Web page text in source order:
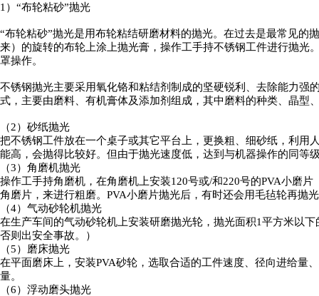
1）“布轮粘砂”抛光
“布轮粘砂”抛光是用布轮粘结研磨材料的抛光。在过去是最常见
来）的旋转的布轮上涂上抛光膏，操作工手持不锈钢工件进行抛
罩操作。
不锈钢抛光主要采用氧化铬和粘结剂制成的坚硬锐利、去除能力
式，主要由磨料、有机膏体及添加剂组成，其中磨料的种类、晶
（2）砂纸抛光
把不锈钢工件放在一个桌子或其它平台上，更换粗、细砂纸，利
能高，会抛得比较好。但由于抛光速度低，达到与机器操作的同等
（3）角磨机抛光
操作工手持角磨机，在角磨机上安装120号或/和220号的PVA小磨
角磨片，来进行粗磨。PVA小磨片抛光后，有时还会用毛毡轮再抛
（4）气动砂轮机抛光
在生产车间的气动砂轮机上安装研磨抛光轮，抛光面积1平方米以
否则出安全事故。）
（5）磨床抛光
在平面磨床上，安装PVA砂轮，选取合适的工件速度、径向进给量
量。
（6）浮动磨头抛光